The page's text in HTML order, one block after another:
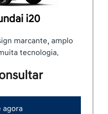
i20
marcante, amplo
tecnologia.
agora